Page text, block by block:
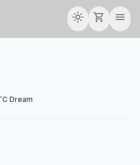
light_mode shopping_cart menu
Dream